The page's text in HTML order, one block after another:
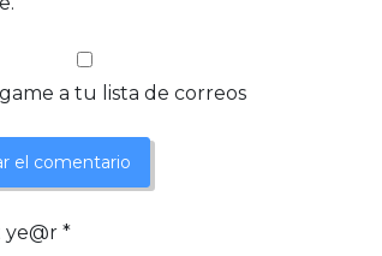
a tu lista de correos
*